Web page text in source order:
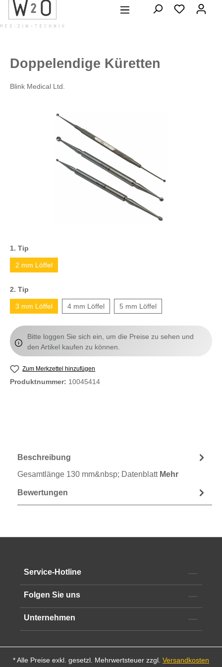
springen
Doppelendige Küretten
Blink Medical Ltd.
Bildergalerie überspringen
1. Tip
2 mm Löffel
2. Tip
3 mm Löffel 4 mm Löffel 5 mm Löffel
Bitte loggen Sie sich ein, um die Preise zu sehen und
den Artikel kaufen zu können.
Zum Merkzettel hinzufügen
Produktnummer: 10045414
Beschreibung
Gesamtlänge 130 mm&nbsp; Datenblatt Mehr
Bewertungen
Service-Hotline
Folgen Sie uns
Unternehmen
* Alle Preise exkl. gesetzl. Mehrwertsteuer zzgl. Versandkosten